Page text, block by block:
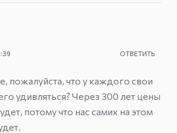
ОТВЕТИТЬ
пожалуйста, что у каждого свои
удивляться? Через 300 лет цены
потому что нас самих на этом